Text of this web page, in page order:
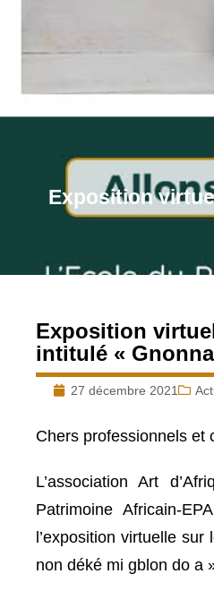
Exposition
Exposition
intitulé «
27 décembre 2021
Chers professionnels et
L’association Art
Patrimoine Africain-
l’exposition virtuelle sur
non déké mi gblon do a